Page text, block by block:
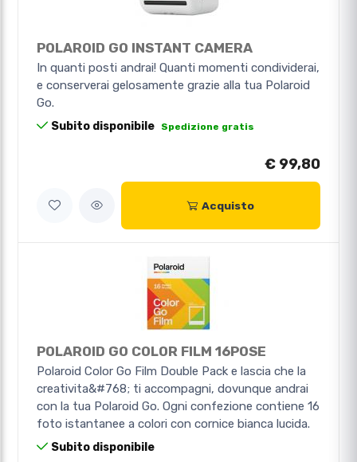
POLAROID GO INSTANT CAMERA
In quanti posti andrai! Quanti momenti condividerai,
e conserverai gelosamente grazie alla tua Polaroid
Go.
Subito disponibile Spedizione gratis
€ 99,80
Acquisto
POLAROID GO COLOR FILM 16POSE
Polaroid Color Go Film Double Pack e lascia che la
creativita&#768; ti accompagni, dovunque andrai
con la tua Polaroid Go. Ogni confezione contiene 16
foto istantanee a colori con cornice bianca lucida.
Subito disponibile